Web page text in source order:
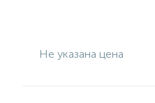
Не указана цена